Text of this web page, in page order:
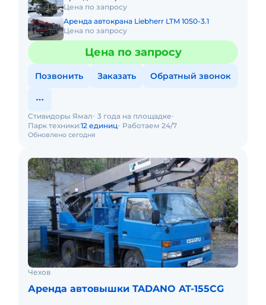
Цена по запросу
Аренда автокрана Liebherr LTM 1050-3.1
Цена по запросу
Цена по запросу
Позвонить Заказать Обратный звонок
Обновлено сегодня
Стивидоры Ямал 3 года на площадке
Парк техники:12 единиц Работаем 24/7
Чехов
Аренда автовышки TADANO AT-155CG